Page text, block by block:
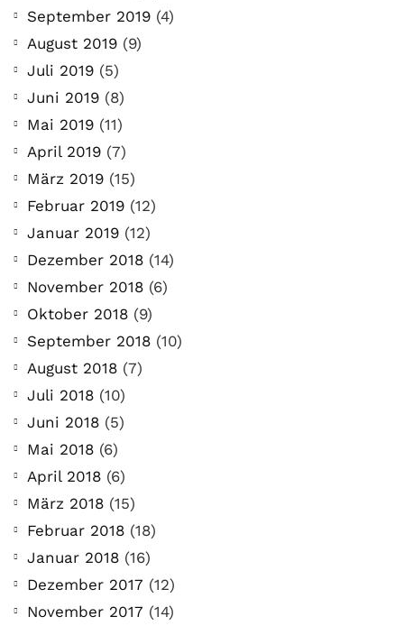
September 2019 (4)
August 2019 (9)
Juli 2019 (5)
Juni 2019 (8)
Mai 2019 (11)
April 2019 (7)
März 2019 (15)
Februar 2019 (12)
Januar 2019 (12)
Dezember 2018 (14)
November 2018 (6)
Oktober 2018 (9)
September 2018 (10)
August 2018 (7)
Juli 2018 (10)
Juni 2018 (5)
Mai 2018 (6)
April 2018 (6)
März 2018 (15)
Februar 2018 (18)
Januar 2018 (16)
Dezember 2017 (12)
November 2017 (14)